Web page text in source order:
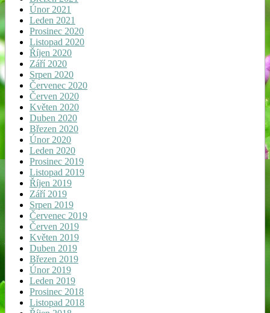
Únor 2021
Leden 2021
Prosinec 2020
Listopad 2020
Říjen 2020
Září 2020
Srpen 2020
Červenec 2020
Červen 2020
Květen 2020
Duben 2020
Březen 2020
Únor 2020
Leden 2020
Prosinec 2019
Listopad 2019
Říjen 2019
Září 2019
Srpen 2019
Červenec 2019
Červen 2019
Květen 2019
Duben 2019
Březen 2019
Únor 2019
Leden 2019
Prosinec 2018
Listopad 2018